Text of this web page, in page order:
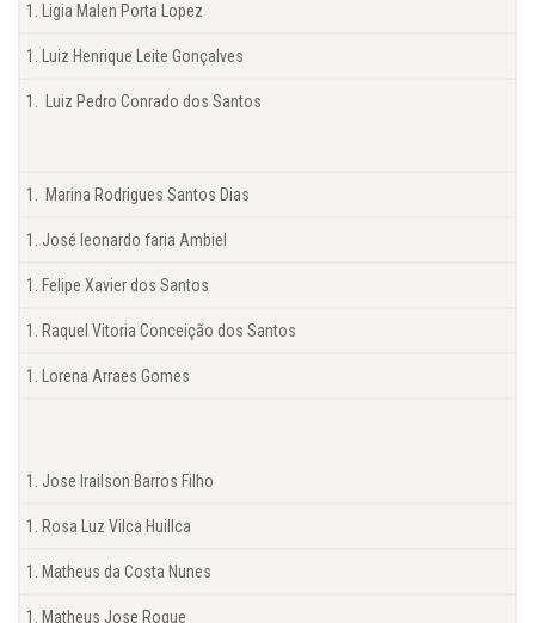
Ligia Malen Porta Lopez
Luiz Henrique Leite Gonçalves
Luiz Pedro Conrado dos Santos
Marina Rodrigues Santos Dias
José leonardo faria Ambiel
Felipe Xavier dos Santos
Raquel Vitoria Conceição dos Santos
Lorena Arraes Gomes
Jose Irailson Barros Filho
Rosa Luz Vilca Huillca
Matheus da Costa Nunes
Matheus Jose Roque